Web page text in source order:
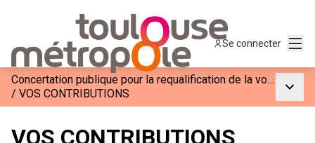
Se connecter
Concertation publique pour la requalification de la voie M2
/ VOS CONTRIBUTIONS
VOS CONTRIBUTIONS